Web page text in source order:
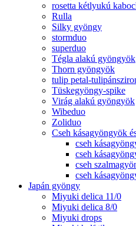
rosetta kétlyukú
Rulla
Silky gyöngy
stormduo
superduo
Tégla alakú gyöngyök
Thorn gyöngyök
tulip petal-
Tüskegyöngy-spike
Virág alakú gyöngyök
Wibeduo
Zoliduo
Cseh kásagyöngyök
cseh
cseh
cseh
cseh
Japán gyöngy
Miyuki delica 11/0
Miyuki delica 8/0
Miyuki drops